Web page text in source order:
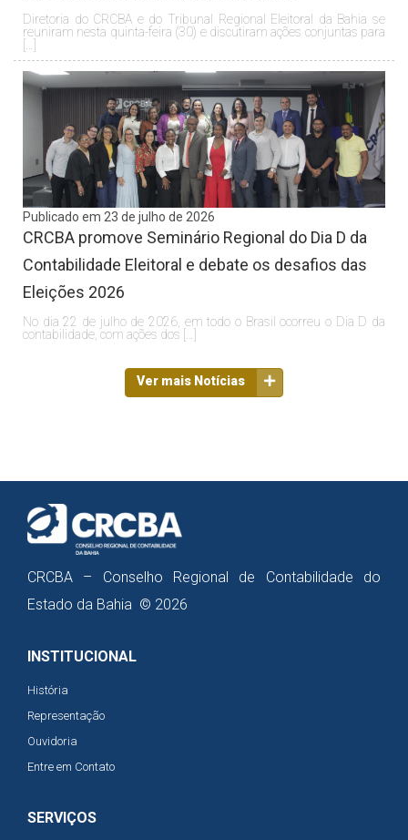
Diretoria do CRCBA e do Tribunal Regional Eleitoral da Bahia se
reuniram nesta quinta-feira (30) e discutiram ações conjuntas para
Publicado em 23 de julho de 2026
CRCBA promove Seminário Regional do Dia D da
Contabilidade Eleitoral e debate os desafios das
Eleições 2026
No dia 22 de julho de 2026, em todo o Brasil ocorreu o Dia D da
contabilidade, com ações dos […]
Ver mais Notícias
CRCBA – Conselho Regional de Contabilidade do
Estado da Bahia © 2026
INSTITUCIONAL
História
Representação
Ouvidoria
Entre em Contato
SERVIÇOS